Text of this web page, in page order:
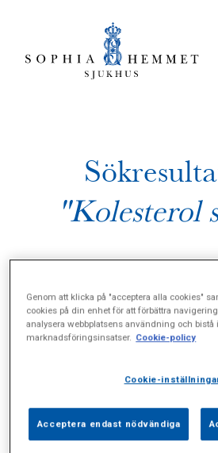
"Kolesterol
Sidor (0) Press (0)
Genom att klicka på "acceptera alla cookies"
cookies på din enhet för att förbättra
analysera webbplatsens användning och bistå
marknadsföringsinsatser. Cookie-policy
Cookie-
Acceptera endast nödvändiga